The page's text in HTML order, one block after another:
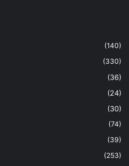
(140)
(330)
(36)
(24)
(30)
(74)
(39)
(253)